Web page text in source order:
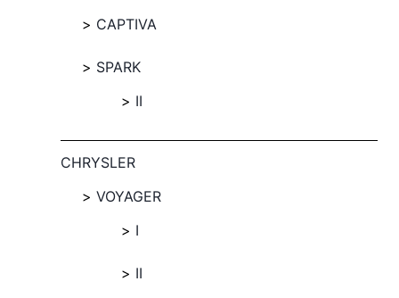
CAPTIVA
SPARK
II
CHRYSLER
VOYAGER
I
II